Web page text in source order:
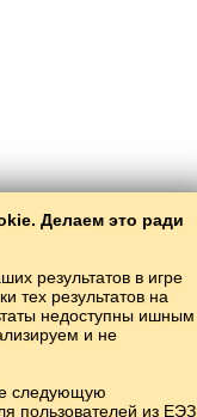
Делаем это ради
результатов в игре
тех результатов на
недоступны ишным
и не
следующую
пользователей из ЕЭЗ